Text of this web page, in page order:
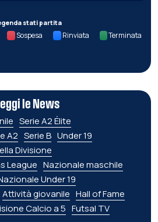
stati partita
Sospesa Rinviata Terminata
le News
Serie A2 Élite
A2 Serie B Under 19
Divisione
League Nazionale maschile
Under 19
Attività giovanile Hall of Fame
Calcio a 5 Futsal TV